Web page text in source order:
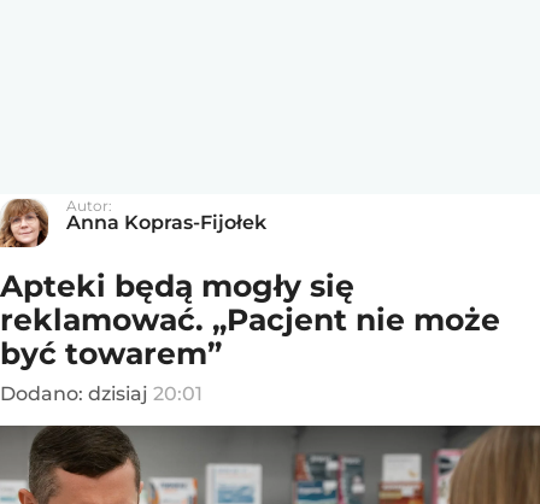
Autor:
Anna Kopras-Fijołek
Apteki będą mogły się
reklamować. „Pacjent nie może
być towarem”
Dodano: dzisiaj 20:01